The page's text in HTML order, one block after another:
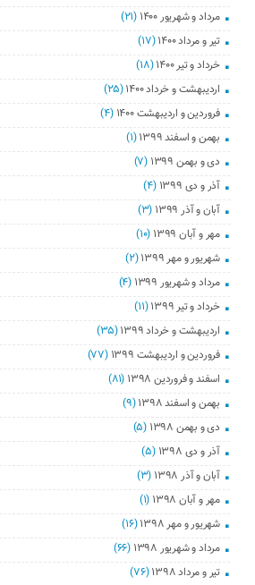
مرداد و شهریور ۱۴۰۰
(۲۱)
تیر و مرداد ۱۴۰۰
(۱۷)
خرداد و تیر ۱۴۰۰
(۱۸)
اردیبهشت و خرداد ۱۴۰۰
(۲۵)
فروردین و اردیبهشت ۱۴۰۰
(۴)
بهمن و اسفند ۱۳۹۹
(۱)
دی و بهمن ۱۳۹۹
(۷)
آذر و دی ۱۳۹۹
(۴)
آبان و آذر ۱۳۹۹
(۳)
مهر و آبان ۱۳۹۹
(۱۰)
شهریور و مهر ۱۳۹۹
(۲)
مرداد و شهریور ۱۳۹۹
(۴)
خرداد و تیر ۱۳۹۹
(۱۱)
اردیبهشت و خرداد ۱۳۹۹
(۳۵)
فروردین و اردیبهشت ۱۳۹۹
(۷۷)
اسفند و فروردین ۱۳۹۸
(۸۱)
بهمن و اسفند ۱۳۹۸
(۹)
دی و بهمن ۱۳۹۸
(۵)
آذر و دی ۱۳۹۸
(۵)
آبان و آذر ۱۳۹۸
(۳)
مهر و آبان ۱۳۹۸
(۱)
شهریور و مهر ۱۳۹۸
(۱۶)
مرداد و شهریور ۱۳۹۸
(۶۶)
تیر و مرداد ۱۳۹۸
(۷۶)